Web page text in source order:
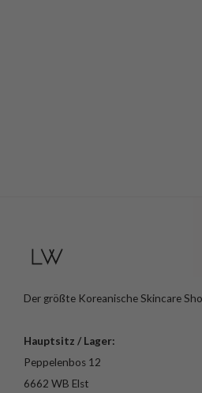
Der größte Koreanische Skincare
Hauptsitz / Lager:
Peppelenbos 12
6662 WB Elst